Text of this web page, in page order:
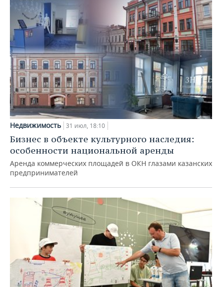
Недвижимость 31 июл, 18:10
Бизнес в объекте культурного наследия:
особенности национальной аренды
Аренда коммерческих площадей в ОКН глазами казанских
предпринимателей